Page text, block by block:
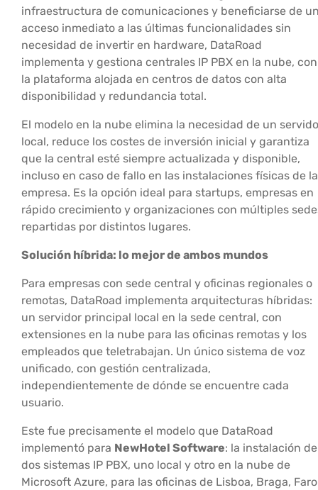
infraestructura de comunicaciones y beneficiarse de
acceso inmediato a las últimas funcionalidades sin
necesidad de invertir en hardware, DataRoad
implementa y gestiona centrales IP PBX en la nube, con
la plataforma alojada en centros de datos con alta
disponibilidad y redundancia total.
El modelo en la nube elimina la necesidad de un
local, reduce los costes de inversión inicial y garantiza
que la central esté siempre actualizada y disponible,
incluso en caso de fallo en las instalaciones físicas de la
empresa. Es la opción ideal para startups, empresas en
rápido crecimiento y organizaciones con múltiples
repartidas por distintos lugares.
Solución híbrida: lo mejor de ambos mundos
Para empresas con sede central y oficinas regionales o
remotas, DataRoad implementa arquitecturas híbridas:
un servidor principal local en la sede central, con
extensiones en la nube para las oficinas remotas y los
empleados que teletrabajan. Un único sistema de voz
unificado, con gestión centralizada,
independientemente de dónde se encuentre cada
usuario.
Este fue precisamente el modelo que DataRoad
implementó para NewHotel Software: la instalación de
dos sistemas IP PBX, uno local y otro en la nube de
Microsoft Azure, para las oficinas de Lisboa, Braga, Faro